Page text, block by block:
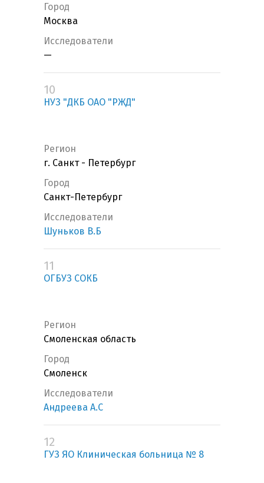
Город
Москва
Исследователи
—
10
НУЗ "ДКБ ОАО "РЖД"
Регион
г. Санкт - Петербург
Город
Санкт-Петербург
Исследователи
Шуньков В.Б
11
ОГБУЗ СОКБ
Регион
Смоленская область
Город
Смоленск
Исследователи
Андреева А.С
12
ГУЗ ЯО Клиническая больница № 8